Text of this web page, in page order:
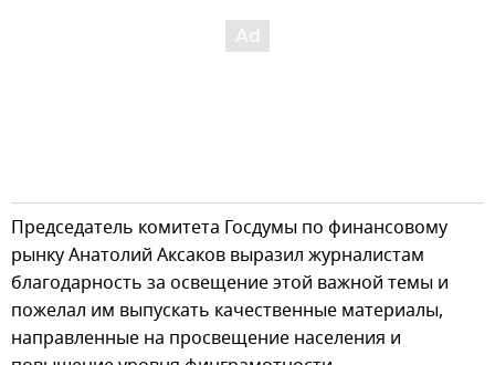
Председатель комитета Госдумы по финансовому
рынку Анатолий Аксаков выразил журналистам
благодарность за освещение этой важной темы и
пожелал им выпускать качественные материалы,
направленные на просвещение населения и